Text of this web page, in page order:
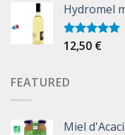
Hydromel
Note5.00
12,50 €
FEATURED
Miel